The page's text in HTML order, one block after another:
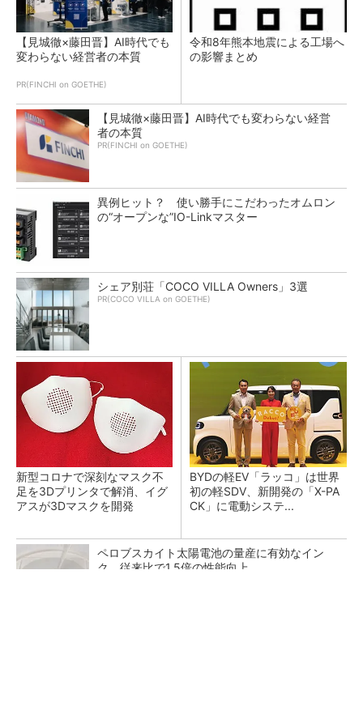
【見城徹×藤田晋】AI時代でも
変わらない経営者の本質
PR(FINCHI on GOETHE)
令和8年熊本地震による工場へ
の影響まとめ
【見城徹×藤田晋】AI時代でも変わらない経営
者の本質
PR(FINCHI on GOETHE)
異例ヒット？ 使い勝手にこだわったオムロン
の“オープンな”IO-Linkマスター
シェア別荘「COCO VILLA Owners」3選
PR(COCO VILLA on GOETHE)
新型コロナで深刻なマスク不
足を3Dプリンタで解消、イグ
アスが3Dマスクを開発
BYDの軽EV「ラッコ」は世界
初の軽SDV、新開発の「X-PA
CK」に電動システ...
ペロブスカイト太陽電池の量産に有効なイン
ク、従来比で1.5倍の性能向上